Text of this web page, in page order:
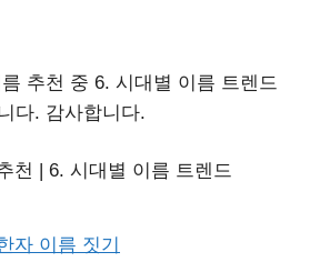
추천 중 6. 시대별 이름 트렌드
다. 감사합니다.
자 이름 짓기